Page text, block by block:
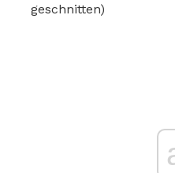
geschnitten)